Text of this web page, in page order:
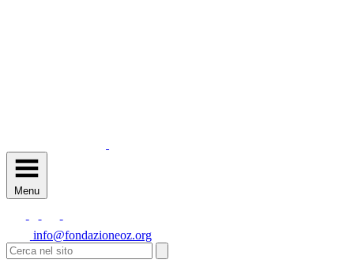
Menu
info@fondazioneoz.org